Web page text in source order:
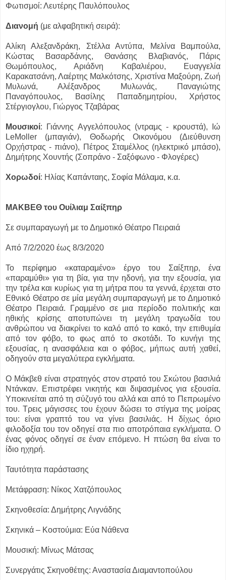
Φωτισμοί: Λευτέρης Παυλόπουλος
Διανομή (με αλφαβητική σειρά):
Αλίκη Αλεξανδράκη, Στέλλα Αντύπα, Μελίνα Βαμπούλα,
Κώστας Βασαρδάνης, Θανάσης Βλαβιανός, Πάρις
Θωμόπουλος, Αριάδνη Καβαλιέρου, Ευαγγελία
Καρακατσάνη, Λαέρτης Μαλκότσης, Χριστίνα Μαξούρη, Ζωή
Μυλωνά, Αλέξανδρος Μυλωνάς, Παναγιώτης
Παναγόπουλος, Βασίλης Παπαδημητρίου, Χρήστος
Στέργιογλου, Γιώργος Τζαβάρας
Μουσικοί: Γιάννης Αγγελόπουλος (ντραμς - κρουστά), Ιώ
LeMoller (μπαγιάν), Θοδωρής Οικονόμου (Διεύθυνση
Ορχήστρας - πιάνο), Πέτρος Σταμέλλος (ηλεκτρικό μπάσο),
Δημήτρης Χουντής (Σοπράνο - Σαξόφωνο - Φλογέρες)
Χορωδοί: Ηλίας Καπάνταης, Σοφία Μάλαμα, κ.α.
ΜΑΚΒΕΘ του Ουίλιαμ Σαίξπηρ
Σε συμπαραγωγή με το Δημοτικό Θέατρο Πειραιά
Από 7/2/2020 έως 8/3/2020
Το περίφημο «καταραμένο» έργο του Σαίξπηρ, ένα
«παραμύθι» για τη βία, για την ηδονή, για την εξουσία, για
την τρέλα και κυρίως για τη μήτρα που τα γεννά, έρχεται στο
Εθνικό Θέατρο σε μία μεγάλη συμπαραγωγή με το Δημοτικό
Θέατρο Πειραιά. Γραμμένο σε μια περίοδο πολιτικής και
ηθικής κρίσης αποτυπώνει τη μεγάλη τραγωδία του
ανθρώπου να διακρίνει το καλό από το κακό, την επιθυμία
από τον φόβο, το φως από το σκοτάδι. Το κυνήγι της
εξουσίας, η ανασφάλεια και ο φόβος, μήπως αυτή χαθεί,
οδηγούν στα μεγαλύτερα εγκλήματα.
Ο Μάκβεθ είναι στρατηγός στον στρατό του Σκώτου βασιλιά
Ντάνκαν. Επιστρέφει νικητής και διψασμένος για εξουσία.
Υποκινείται από τη σύζυγό του αλλά και από το Πεπρωμένο
του. Τρεις μάγισσες του έχουν δώσει το στίγμα της μοίρας
του: είναι γραπτό του να γίνει βασιλιάς. Η δίχως όριο
φιλοδοξία του τον οδηγεί στα πιο αποτρόπαια εγκλήματα. Ο
ένας φόνος οδηγεί σε έναν επόμενο. Η πτώση θα είναι το
ίδιο ηχηρή.
Ταυτότητα παράστασης
Μετάφραση: Νίκος Χατζόπουλος
Σκηνοθεσία: Δημήτρης Λιγνάδης
Σκηνικά – Κοστούμια: Εύα Νάθενα
Μουσική: Μίνως Μάτσας
Συνεργάτις Σκηνοθέτης: Αναστασία Διαμαντοπούλου